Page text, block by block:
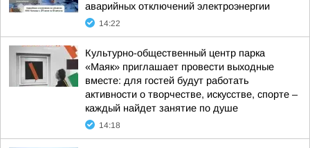
аварийных отключений электроэнергии
14:22
Культурно-общественный центр парка
«Маяк» приглашает провести выходные
вместе: для гостей будут работать
активности о творчестве, искусстве, спорте –
каждый найдет занятие по душе
14:18